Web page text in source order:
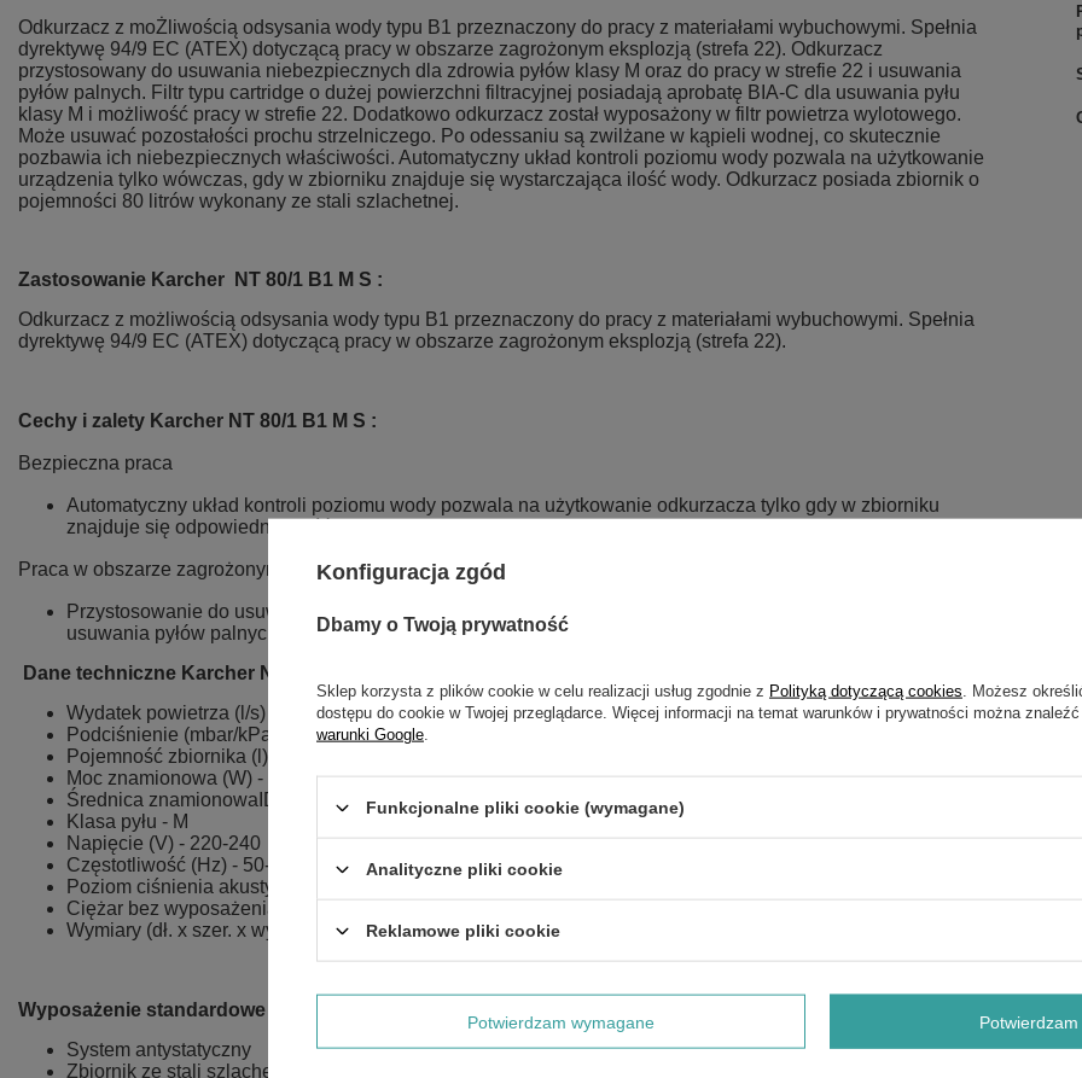
Odkurzacz z moŻliwością odsysania wody typu B1 przeznaczony do pracy z materiałami wybuchowymi. Spełnia
dyrektywę 94/9 EC (ATEX) dotyczącą pracy w obszarze zagrożonym eksplozją (strefa 22). Odkurzacz
przystosowany do usuwania niebezpiecznych dla zdrowia pyłów klasy M oraz do pracy w strefie 22 i usuwania
pyłów palnych. Filtr typu cartridge o dużej powierzchni filtracyjnej posiadają aprobatę BIA-C dla usuwania pyłu
klasy M i możliwość pracy w strefie 22. Dodatkowo odkurzacz został wyposażony w filtr powietrza wylotowego.
Może usuwać pozostałości prochu strzelniczego. Po odessaniu są zwilżane w kąpieli wodnej, co skutecznie
pozbawia ich niebezpiecznych właściwości. Automatyczny układ kontroli poziomu wody pozwala na użytkowanie
urządzenia tylko wówczas, gdy w zbiorniku znajduje się wystarczająca ilość wody. Odkurzacz posiada zbiornik o
pojemności 80 litrów wykonany ze stali szlachetnej.
Zastosowanie Karcher NT 80/1 B1 M S :
Odkurzacz z możliwością odsysania wody typu B1 przeznaczony do pracy z materiałami wybuchowymi. Spełnia
dyrektywę 94/9 EC (ATEX) dotyczącą pracy w obszarze zagrożonym eksplozją (strefa 22).
Cechy i zalety Karcher NT 80/1 B1 M S :
Bezpieczna praca
Automatyczny układ kontroli poziomu wody pozwala na użytkowanie odkurzacza tylko gdy w zbiorniku
znajduje się odpowiednia ilość wody.
Praca w obszarze zagrożonym eksplozją (strefa 22) oraz możliwość usuwania niebezpiecznego pyłu klasy M
Przystosowanie do usuwania niebezpiecznych dla zdrowia pyłów klasy M oraz do pracy w strefie 22 i
usuwania pyłów palnych.
Dane techniczne Karcher NT 80/1 B1 M S :
Wydatek powietrza (l/s) - 56
Podciśnienie (mbar/kPa) - 235/23,5
Pojemność zbiornika (l) - 80
Moc znamionowa (W) - 1380
Średnica znamionowaID - 40
Klasa pyłu - M
Napięcie (V) - 220-240
Częstotliwość (Hz) - 50-6
Poziom ciśnienia akustycznego (dB(A)) - 70
Ciężar bez wyposażenia (kg) - 32,5
Wymiary (dł. x szer. x wys.) (mm) - 660 x 520 x 1078
Wyposażenie standardowe Karcher NT 80/1 B1 M S :
System antystatyczny
Zbiornik ze stali szlachetnej
Konfiguracja zgód
Dbamy o Twoją prywatność
Sklep korzysta z plików cookie w celu realizacji usług zgodnie z Polityką dotyczącą cookies . Możesz
dostępu do cookie w Twojej przeglądarce. Więcej informacji na temat warunków i prywatności można
warunki Google
Funkcjonalne pliki cookie (wymagane)
Analityczne pliki cookie
Reklamowe pliki cookie
Potwierdzam wymagane